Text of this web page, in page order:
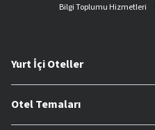
Bilgi Toplumu Hizmetleri
Yurt İçi Oteller
Otel Temaları